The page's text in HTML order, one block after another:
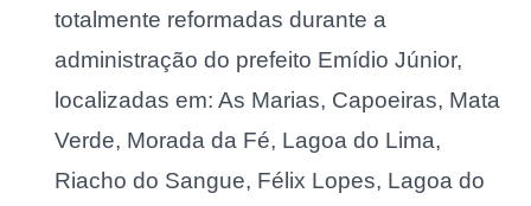
totalmente reformadas durante a
administração do prefeito Emídio Júnior,
localizadas em: As Marias, Capoeiras, Mata
Verde, Morada da Fé, Lagoa do Lima,
Riacho do Sangue, Félix Lopes, Lagoa do